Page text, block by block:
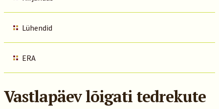
Lühendid
ERA
Vastlapäev lõigati tedrekute